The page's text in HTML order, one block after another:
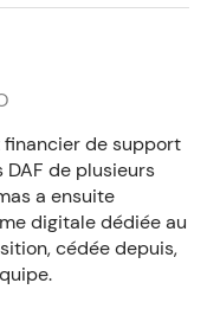
financier de support
de plusieurs
a ensuite
digitale dédiée au
cédée depuis,